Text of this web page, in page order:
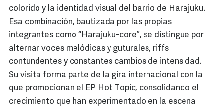
colorido y la identidad visual del barrio de Harajuku.
Esa combinación, bautizada por las propias
integrantes como “Harajuku-core”, se distingue por
alternar voces melódicas y guturales, riffs
contundentes y constantes cambios de intensidad.
Su visita forma parte de la gira internacional con la
que promocionan el EP Hot Topic, consolidando el
crecimiento que han experimentado en la escena